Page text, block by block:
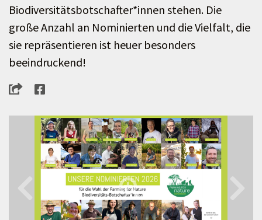
Biodiversitätsbotschafter*innen stehen. Die
große Anzahl an Nominierten und die Vielfalt, die
sie repräsentieren ist heuer besonders
beeindruckend!